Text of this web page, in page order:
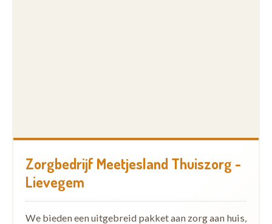
Zorgbedrijf Meetjesland Thuiszorg -
Lievegem
We bieden een uitgebreid pakket aan zorg aan huis,